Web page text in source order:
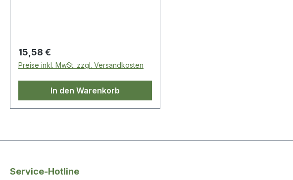
Regulärer Preis:
15,58 €
Preise inkl. MwSt. zzgl. Versandkosten
In den Warenkorb
Service-Hotline